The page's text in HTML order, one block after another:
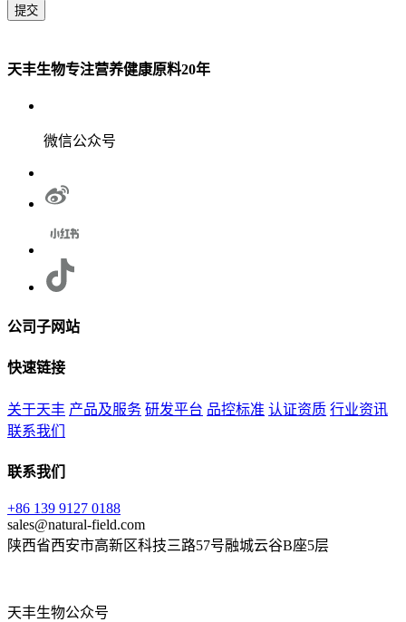
提交
天丰生物专注营养健康原料20年
微信公众号
公司子网站
快速链接
关于天丰 产品及服务 研发平台 品控标准 认证资质 行业资讯
联系我们
联系我们
+86 139 9127 0188
sales@natural-field.com
陕西省西安市高新区科技三路57号融城云谷B座5层
天丰生物公众号